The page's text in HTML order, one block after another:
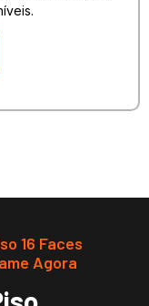
16 Faces
Agora